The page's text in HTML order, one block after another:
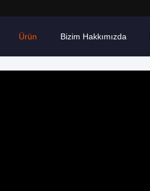
Ürün Bizim Hakkımızda